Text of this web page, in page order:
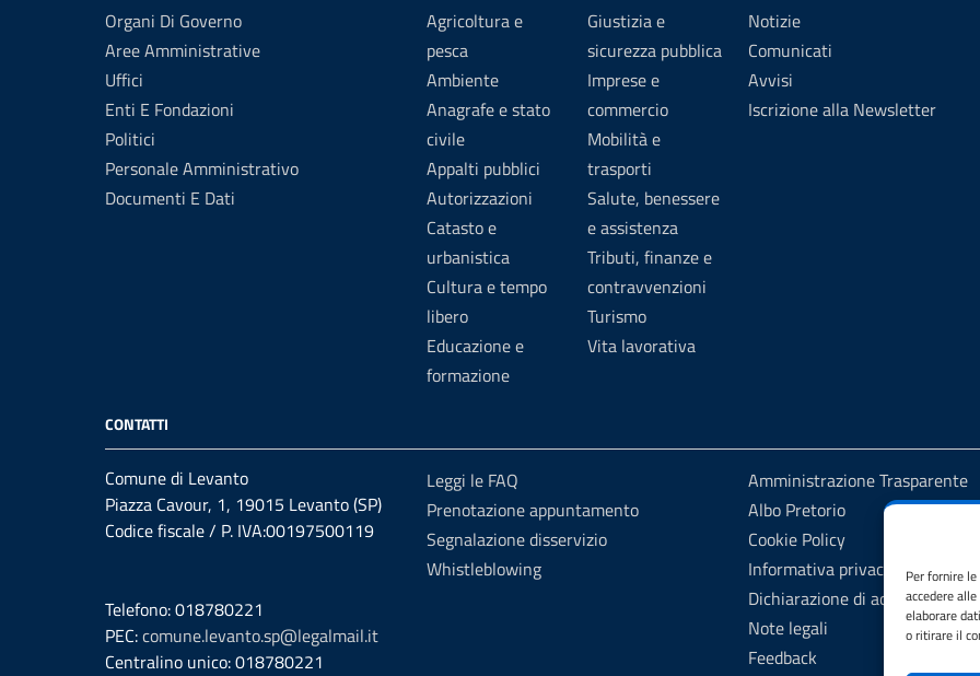
Per fornire
accedere
elaborare
o ritirare il
Organi Di Governo
Aree Amministrative
Uffici
Enti E Fondazioni
Politici
Personale Amministrativo
Documenti E Dati
Agricoltura e
pesca
Ambiente
Anagrafe e stato
civile
Appalti pubblici
Autorizzazioni
Catasto e
urbanistica
Cultura e tempo
libero
Educazione e
formazione
Giustizia e
sicurezza pubblica
Imprese e
commercio
Mobilità e
trasporti
Salute, benessere
e assistenza
Tributi, finanze e
contravvenzioni
Turismo
Vita lavorativa
Notizie
Comunicati
Avvisi
Iscrizione alla Newsletter
CONTATTI
Comune di Levanto
Piazza Cavour, 1, 19015 Levanto (SP)
Codice fiscale / P. IVA:00197500119
Telefono: 018780221
PEC:comune.levanto.sp@legalmail.it
Centralino unico: 018780221
Leggi le FAQ
Prenotazione appuntamento
Segnalazione disservizio
Whistleblowing
Amministrazione Trasparente
Albo Pretorio
Cookie Policy
Informativa privacy
Dichiarazione di accessibilità
Note legali
Feedback